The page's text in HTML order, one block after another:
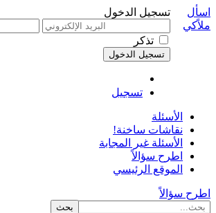
تسجيل الدخول
تذكر
تسجيل
اسأل
ملاًكي
الأسئلة
نقاشات ساخنة!
الأسئلة غير المجابة
اطرح سؤالاً
الموقع الرئيسي
اطرح سؤالاً